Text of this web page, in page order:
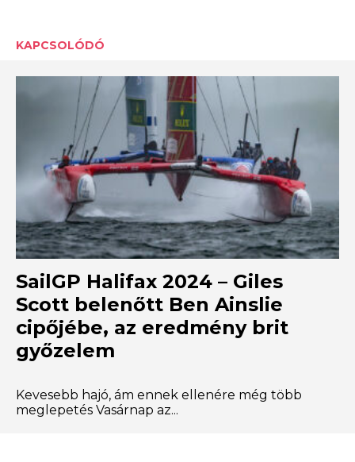
KAPCSOLÓDÓ
SailGP Halifax 2024 – Giles
Scott belenőtt Ben Ainslie
cipőjébe, az eredmény brit
győzelem
Kevesebb hajó, ám ennek ellenére még több
meglepetés Vasárnap az...